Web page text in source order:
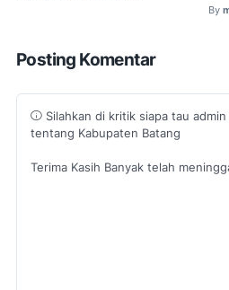
By
Posting Komentar
Silahkan di kritik siapa tau
tentang Kabupaten Batang
Terima Kasih Banyak telah